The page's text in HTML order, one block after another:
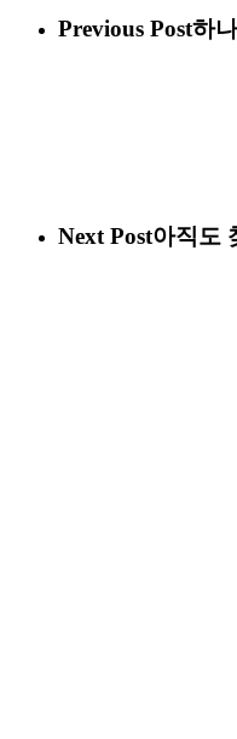
Previous Post하
Next Post아직도